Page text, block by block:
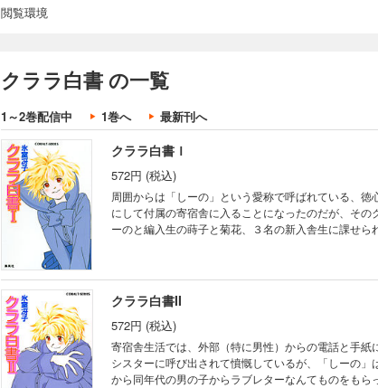
閲覧環境
クララ白書 の一覧
1～2巻配信中 1巻へ 最新刊へ
クララ白書Ｉ
572円 (税込)
周囲からは「しーの」という愛称で呼ばれている、
にして付属の寄宿舎に入ることになったのだが、そ
ーのと編入生の蒔子と菊花、３名の新入舎生に課せ
クララ白書II
572円 (税込)
寄宿舎生活では、外部（特に男性）からの電話と手
シスターに呼び出されて憤慨しているが、「しーの
から同年代の男の子からラブレターなんてものをも